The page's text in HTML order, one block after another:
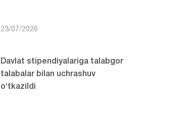
23/07/2026
Davlat stipendiyalariga talabgor
talabalar bilan uchrashuv
o‘tkazildi